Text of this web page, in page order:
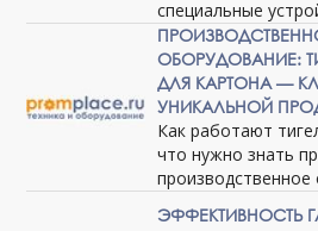
специальные
ОБОРУДОВАНИЕ:
ДЛЯ КАРТОНА —
УНИКАЛЬНОЙ
Как работают
что нужно знать
производственное
ЭФФЕКТИВНОСТЬ